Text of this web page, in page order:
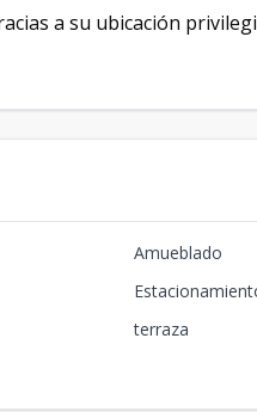
a su ubicación
Amueblado
terraza